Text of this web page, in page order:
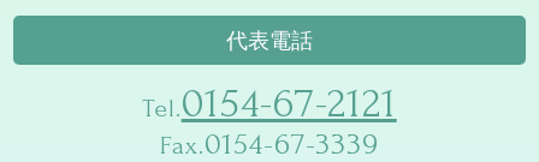
代表電話
Tel.0154-67-2121
Fax.0154-67-3339